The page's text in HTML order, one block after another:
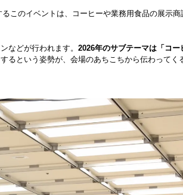
このイベントは、コーヒーや業務用食品の展示商
などが行われます。2026年のサブテーマは「コー
るという姿勢が、会場のあちこちから伝わってく